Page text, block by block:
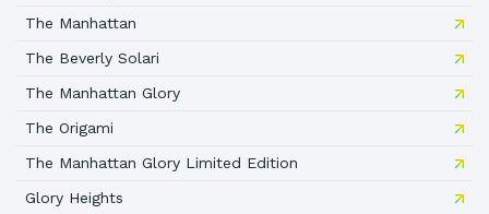
The Manhattan
The Beverly Solari
The Manhattan Glory
The Origami
The Manhattan Glory Limited Edition
Glory Heights